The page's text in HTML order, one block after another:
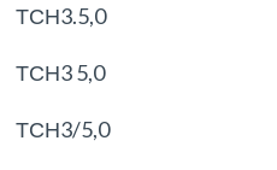
ТСН3.5,0
ТСН3 5,0
ТСН3/5,0